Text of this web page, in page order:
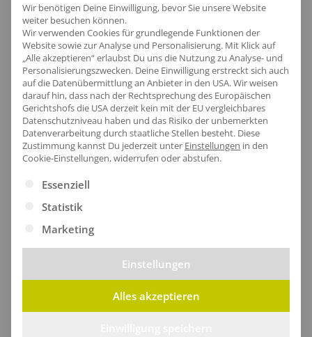
Produktinfo
Artikel-Nr.:F111
Geschlecht:Damen
Passform:Slim Fit
Armlänge:Kurzarm
Obermaterial:100% Baumwolle (Heather Grey: 97%
Grammatur:145 g/m² (weiß: 140 g/m²)
Pflegehinweis:
erlaubt|Trockner geeignet
Zertifikate: Oeko-Tex 100|Faire Arbeitsbedingungen
Größentabelle
Wir benötigen Deine Einwilligung, bevor Sie unsere Website
weiter besuchen können.
Wir verwenden Cookies für grundlegende Funktionen der
Website sowie zur Analyse und Personalisierung. Mit Klick auf
„Alle akzeptieren“ erlaubst Du uns die Nutzung zu Analyse- und
Personalisierungszwecken. Deine Einwilligung erstreckt sich auch
auf die Datenübermittlung an Anbieter in den USA. Wir weisen
darauf hin, dass nach der Rechtsprechung des Europäischen
Gerichtshofs die USA derzeit kein mit der EU vergleichbares
Datenschutzniveau haben und das Risiko der unbemerkten
Datenverarbeitung durch staatliche Stellen besteht. Diese
Zustimmung kannst Du jederzeit unter Einstellungen in den
Cookie-Einstellungen, widerrufen oder abstufen.
Es folgt eine Liste der Service-Gruppen, für die eine
Essenziell
Statistik
Marketing
Einstellungen
Alles akzeptieren